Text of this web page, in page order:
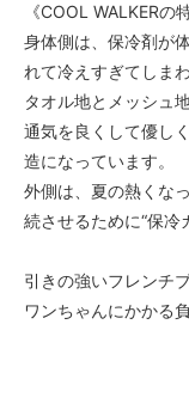
《COOL WALKERの
身体側は、保冷剤が
れて冷えすぎてしま
タオル地とメッシュ
通気を良くして優し
造になっています。
外側は、夏の熱くな
続させるために“保冷
引きの強いフレンチ
ワンちゃんにかかる